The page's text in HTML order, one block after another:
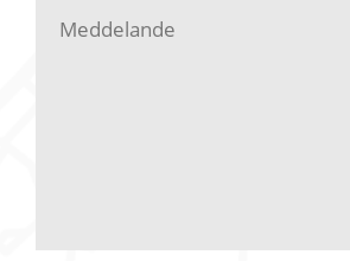
kontaktar dig så fort vi kan, givetvis